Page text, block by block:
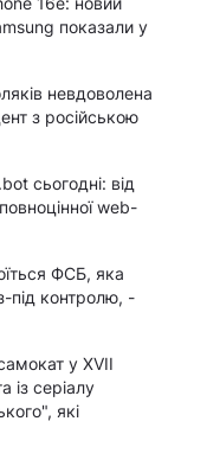
показали у
невдоволена
з російською
сьогодні: від
web-
ФСБ, яка
під контролю, -
у XVII
із серіалу
які